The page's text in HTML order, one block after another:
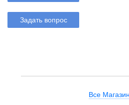
Задать вопрос
Все